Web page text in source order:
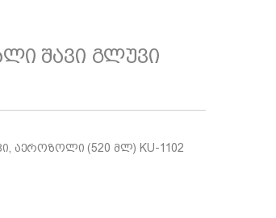
შავი გლუვი
აეროზოლი (520 მლ) KU-1102